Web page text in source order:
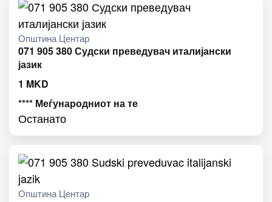
Општина Центар
071 905 380 Судски преведувач италијански
јазик
1 MKD
**** Меѓународниот на те
Останато
Општина Центар